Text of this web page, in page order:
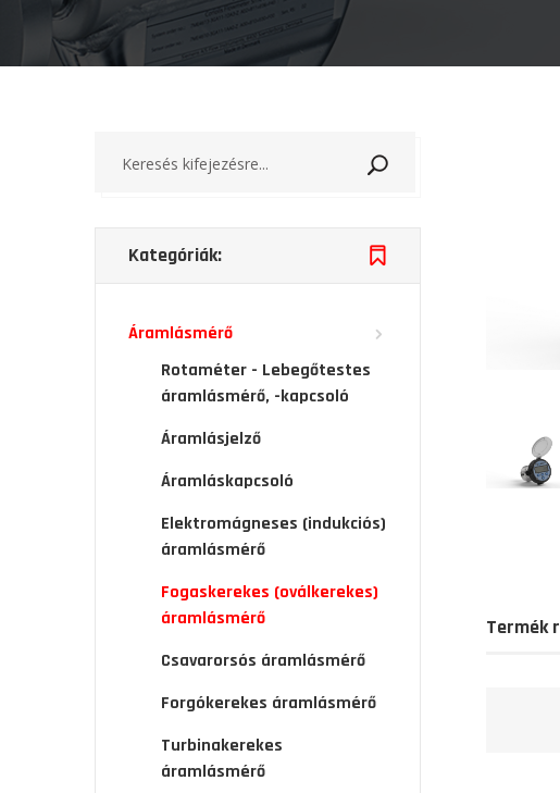
Termék
Kategóriák:
Áramlásmérő
Rotaméter - Lebegőtestes
áramlásmérő, -kapcsoló
Áramlásjelző
Áramláskapcsoló
Elektromágneses (indukciós)
áramlásmérő
Fogaskerekes (oválkerekes)
áramlásmérő
Csavarorsós áramlásmérő
Forgókerekes áramlásmérő
Turbinakerekes
áramlásmérő